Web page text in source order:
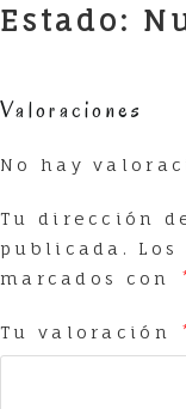
Estado:
Valoraciones
No hay
Tu dirección
publicada.
marcados con
Tu valoración